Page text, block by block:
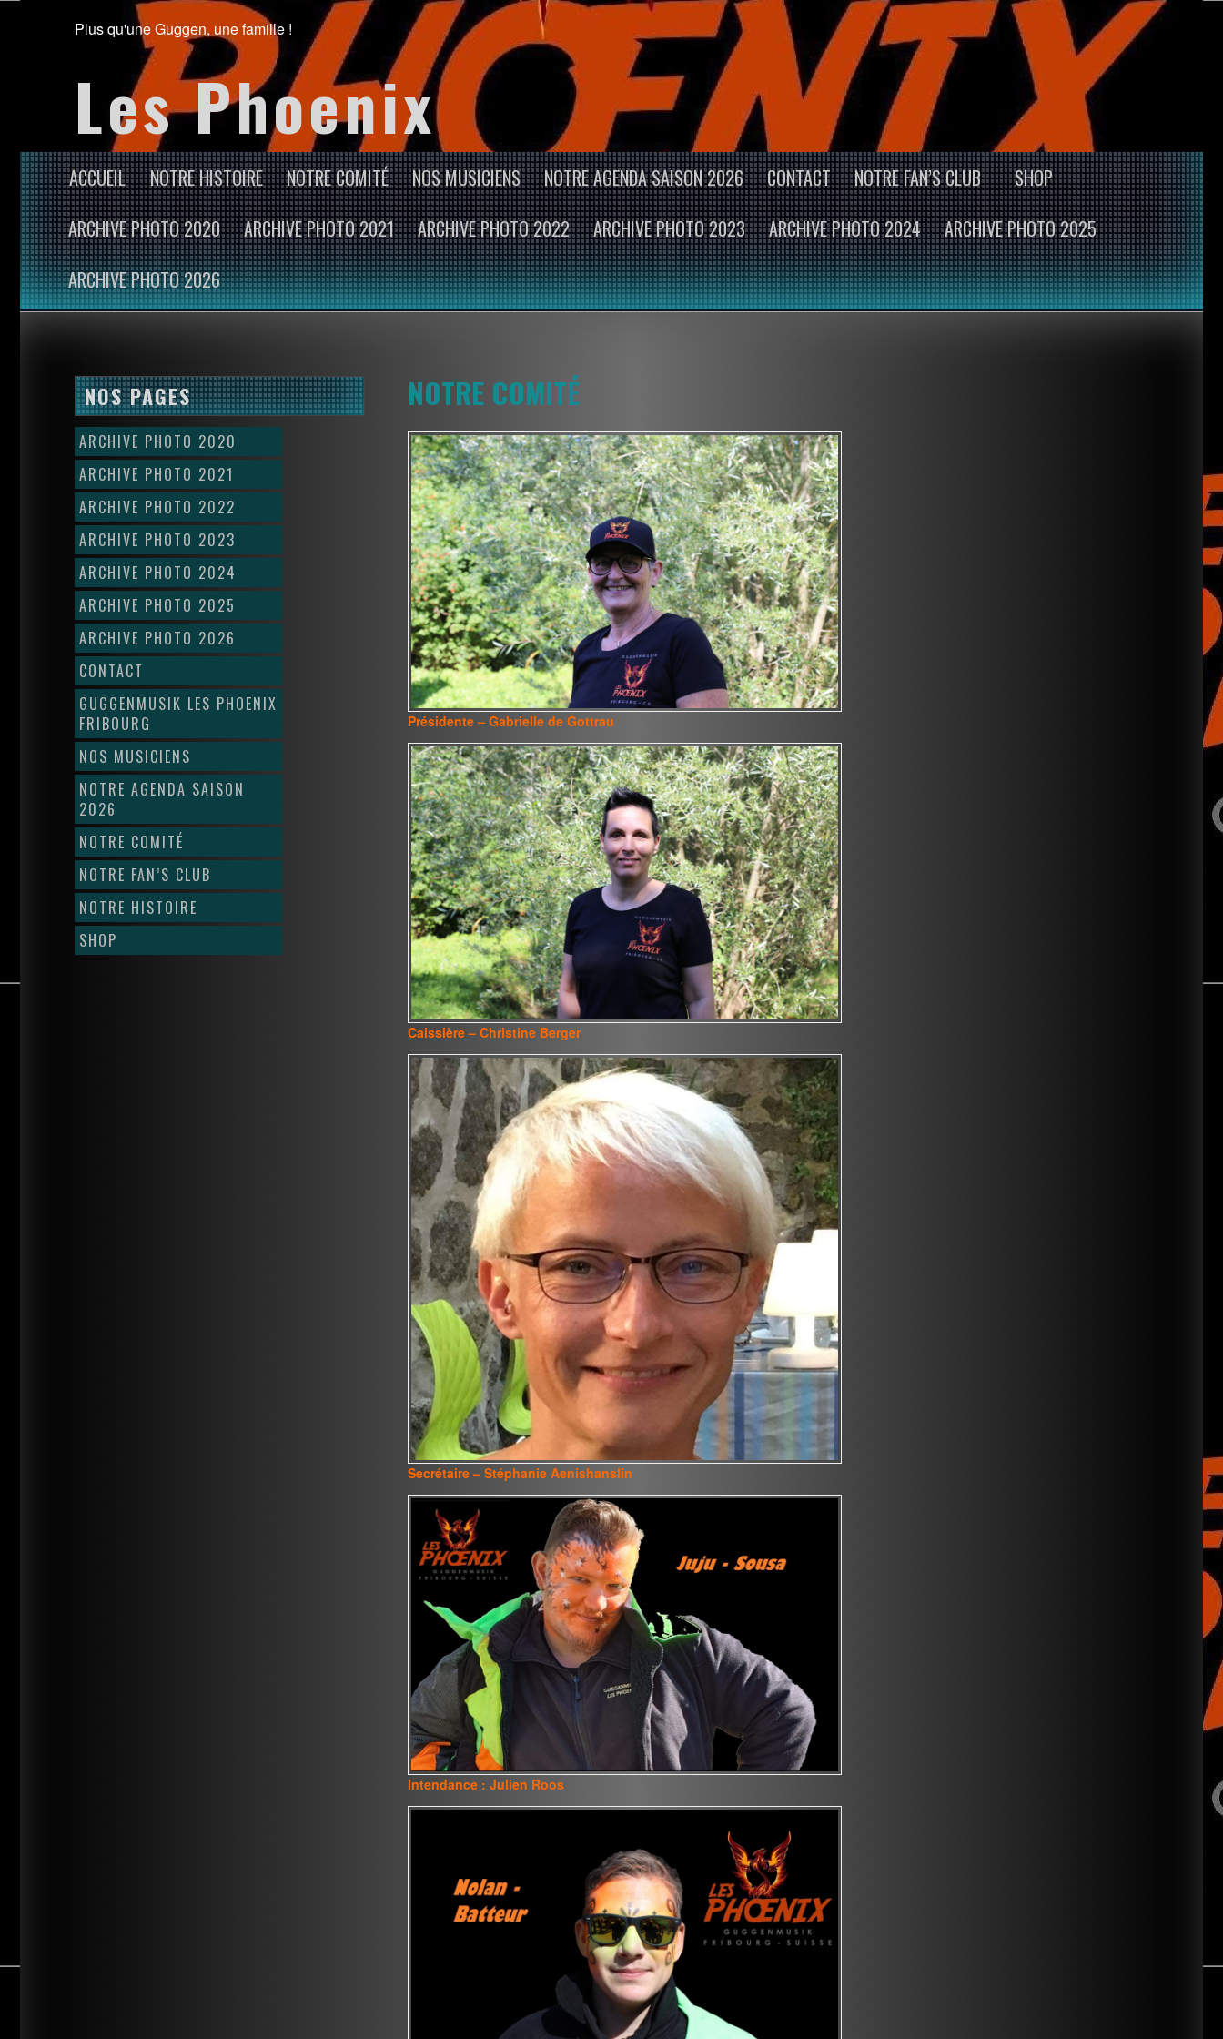
Plus qu'une Guggen, une famille !
Les Phoenix
ACCUEIL NOTRE HISTOIRE NOTRE COMITÉ NOS MUSICIENS NOTRE AGENDA SAISON 2026 CONTACT NOTRE FAN’S CLUB
SHOP
ARCHIVE PHOTO 2020
ARCHIVE PHOTO 2021 ARCHIVE PHOTO 2022 ARCHIVE PHOTO 2023 ARCHIVE PHOTO 2024
ARCHIVE PHOTO 2025
ARCHIVE PHOTO 2026
NOTRE COMITÉ
Présidente – Gabrielle de Gottrau
Caissière – Christine Berger
Secrétaire – Stéphanie Aenishanslin
Intendance : Julien Roos
NOS PAGES
ARCHIVE PHOTO 2020
ARCHIVE PHOTO 2021
ARCHIVE PHOTO 2022
ARCHIVE PHOTO 2023
ARCHIVE PHOTO 2024
ARCHIVE PHOTO 2025
ARCHIVE PHOTO 2026
CONTACT
GUGGENMUSIK LES PHOENIX
FRIBOURG
NOS MUSICIENS
NOTRE AGENDA SAISON
2026
NOTRE COMITÉ
NOTRE FAN’S CLUB
NOTRE HISTOIRE
SHOP